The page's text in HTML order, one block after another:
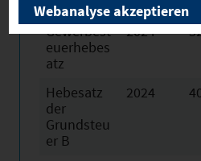
Gewerbest
euerhebes
atz
2024
Hebesatz
der
Grundsteu
er B
2024
Webanalyse akzeptieren